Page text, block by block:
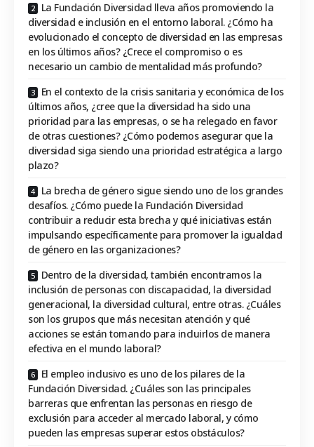
La Fundación Diversidad lleva años promoviendo la
diversidad e inclusión en el entorno laboral. ¿Cómo ha
evolucionado el concepto de diversidad en las empresas
en los últimos años? ¿Crece el compromiso o es
necesario un cambio de mentalidad más profundo?
En el contexto de la crisis sanitaria y económica de los
últimos años, ¿cree que la diversidad ha sido una
prioridad para las empresas, o se ha relegado en favor
de otras cuestiones? ¿Cómo podemos asegurar que la
diversidad siga siendo una prioridad estratégica a largo
plazo?
La brecha de género sigue siendo uno de los grandes
desafíos. ¿Cómo puede la Fundación Diversidad
contribuir a reducir esta brecha y qué iniciativas están
impulsando específicamente para promover la igualdad
de género en las organizaciones?
Dentro de la diversidad, también encontramos la
inclusión de personas con discapacidad, la diversidad
generacional, la diversidad cultural, entre otras. ¿Cuáles
son los grupos que más necesitan atención y qué
acciones se están tomando para incluirlos de manera
efectiva en el mundo laboral?
El empleo inclusivo es uno de los pilares de la
Fundación Diversidad. ¿Cuáles son las principales
barreras que enfrentan las personas en riesgo de
exclusión para acceder al mercado laboral, y cómo
pueden las empresas superar estos obstáculos?